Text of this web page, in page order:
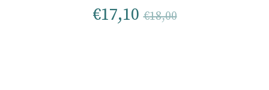
€17,10 €18,00